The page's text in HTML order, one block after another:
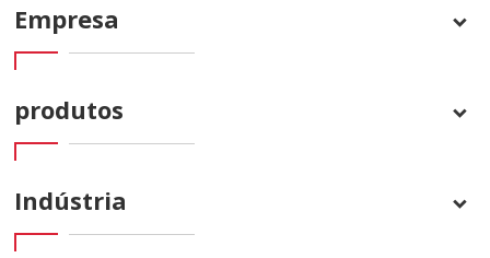
Empresa
produtos
Indústria